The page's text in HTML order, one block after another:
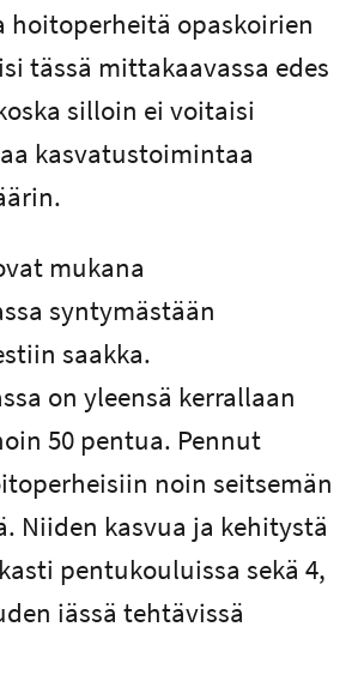
hoitoperheitä opaskoirien
tässä mittakaavassa edes
silloin ei voitaisi
kasvatustoimintaa
mukana
syntymästään
saakka.
on yleensä kerrallaan
50 pentua. Pennut
noin seitsemän
Niiden kasvua ja kehitystä
pentukouluissa sekä 4,
iässä tehtävissä